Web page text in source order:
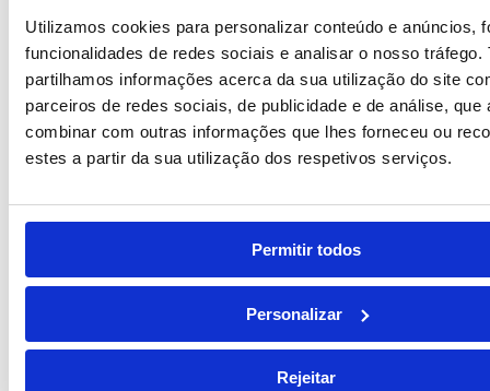
Utilizamos cookies para personalizar conteúdo e anúncios,
funcionalidades de redes sociais e analisar o nosso tráfego.
partilhamos informações acerca da sua utilização do site
parceiros de redes sociais, de publicidade e de análise, que
combinar com outras informações que lhes forneceu ou
estes a partir da sua utilização dos respetivos serviços.
Permitir todos
Personalizar
Rejeitar
REF. BI-PS-94601
desde 1.69€
Precisa de um orçamento personalizado?
Estamos ao dispor para responder aos seus pedidos.
Orçamento
Gostaria de receber a nossa newsletter?
Preencha o formulário e receba todas as nossas novidades.